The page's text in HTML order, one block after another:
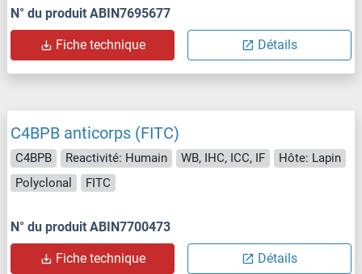
N° du produit ABIN7695677
Fiche technique Détails
C4BPB anticorps (FITC)
C4BPB Reactivité: Humain WB, IHC, ICC, IF
Hôte: Lapin
Polyclonal
FITC
N° du produit ABIN7700473
Fiche technique Détails